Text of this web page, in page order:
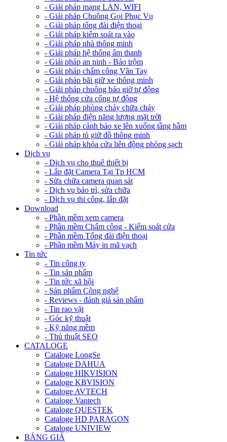
- Giải pháp mạng LAN, WIFI
- Giải pháp Chuông Gọi Phục Vụ
- Giải pháp tổng đài điện thoại
- Giải pháp kiểm soát ra vào
- Giải pháp nhà thông minh
- Giải pháp hệ thống âm thanh
- Giải pháp an ninh - Báo trộm
- Giải pháp chấm công Vân Tay
- Giải pháp bãi giữ xe thông minh
- Giải pháp chuông báo giờ tự động
- Hệ thống cửa cổng tự động
- Giải pháp phòng cháy chữa cháy
- Giải pháp điện năng lượng mặt trời
- Giải pháp cảnh báo xe lên xuống tầng hầm
- Giải pháp tủ giữ đồ thông minh
- Giải pháp khóa cửa liên động phòng sạch
Dịch vụ
- Dịch vụ cho thuê thiết bị
- Lắp đặt Camera Tại Tp HCM
- Sửa chữa camera quan sát
- Dịch vụ bảo trì, sửa chữa
- Dịch vụ thi công, lắp đặt
Download
- Phần mềm xem camera
- Phần mềm Chấm công - Kiểm soát cửa
- Phần mềm Tổng đài điện thoại
- Phần mềm Máy in mã vạch
Tin tức
- Tin công ty
- Tin sản phẩm
- Tin tức xã hội
- Sản phẩm Công nghệ
- Reviews - đánh giá sản phẩm
- Tin rao vặt
- Góc kỹ thuật
- Kỹ năng mềm
- Thủ thuật SEO
CATALOGE
Cataloge LongSe
Cataloge DAHUA
Cataloge HIKVISION
Cataloge KBVISION
Cataloge AVTECH
Cataloge Vantech
Cataloge QUESTEK
Cataloge HD PARAGON
Cataloge UNIVIEW
BẢNG GIÁ